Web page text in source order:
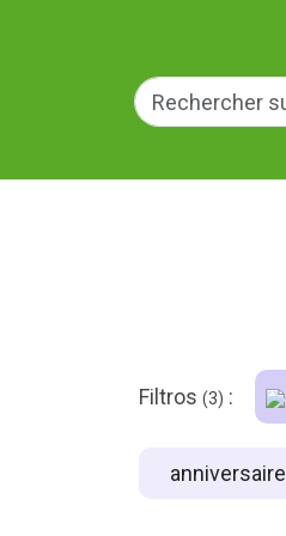
Filtros (3) :
anniversaire